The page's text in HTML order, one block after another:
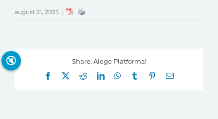
august 21, 2025 |
Share, Alege Platforma!
Facebook
RedditLinkedInWhatsApp
Tumblr Pinterest
E-
🔇